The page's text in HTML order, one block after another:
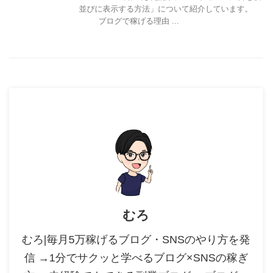
並びに表示する方法」について紹介しています。
ブログで稼げる理由 ...
むろ
むろ|毎月5万稼げるブログ・SNSのやり方を発
信 →1分でサクッと学べるブログ×SNSの稼ぎ